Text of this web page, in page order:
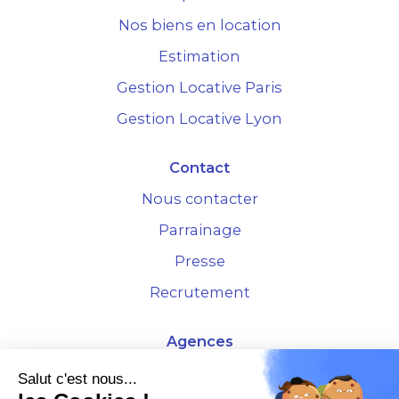
Nos biens en location
Estimation
Gestion Locative Paris
Gestion Locative Lyon
Contact
Nous contacter
Parrainage
Presse
Recrutement
Agences
4 Rue de la Bourse - 69001 Lyon
Salut c'est nous...